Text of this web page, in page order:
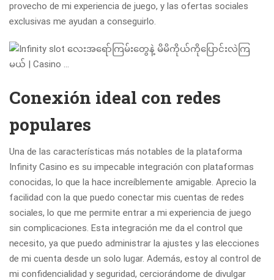
provecho de mi experiencia de juego, y las ofertas sociales
exclusivas me ayudan a conseguirlo.
Conexión ideal con redes
populares
Una de las características más notables de la plataforma
Infinity Casino es su impecable integración con plataformas
conocidas, lo que la hace increíblemente amigable. Aprecio la
facilidad con la que puedo conectar mis cuentas de redes
sociales, lo que me permite entrar a mi experiencia de juego
sin complicaciones. Esta integración me da el control que
necesito, ya que puedo administrar la ajustes y las elecciones
de mi cuenta desde un solo lugar. Además, estoy al control de
mi confidencialidad y seguridad, cerciorándome de divulgar